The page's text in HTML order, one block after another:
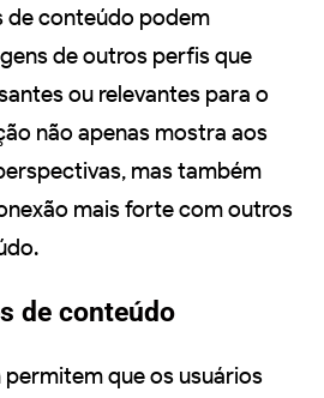
de conteúdo podem
de outros perfis que
ou relevantes para o
não apenas mostra aos
mas também
mais forte com outros
de conteúdo
que os usuários